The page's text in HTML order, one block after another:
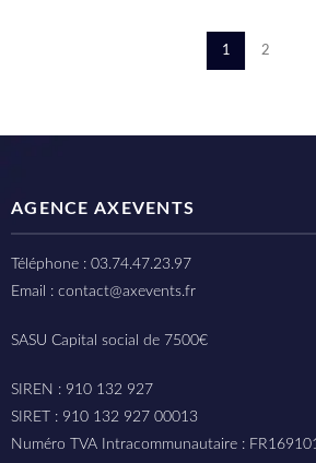
1 2
AGENCE AXEVENTS
Téléphone : 03.74.47.23.97
Email : contact@axevents.fr
SASU Capital social de 7500€
SIREN : 910 132 927
SIRET : 910 132 927 00013
Numéro TVA Intracommunautaire :